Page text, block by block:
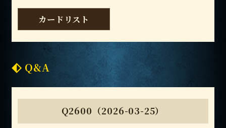
カードリスト
Q&A
Q2600（2026-03-25）